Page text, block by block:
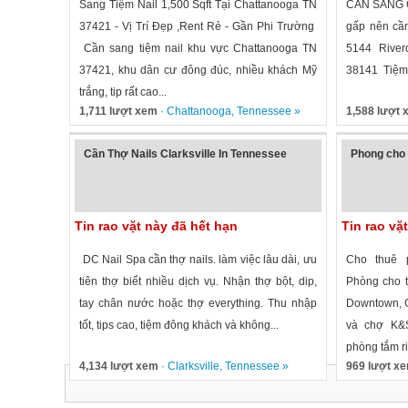
Sang Tiệm Nail 1,500 Sqft Tại Chattanooga TN
37421 - Vị Trí Đẹp ,Rent Rẻ - Gần Phi Trường
Cần sang tiệm nail khu vực Chattanooga TN
37421, khu dân cư đông đúc, nhiều khách Mỹ
trắng, tip rất cao...
1,711 lượt xem ·Chattanooga,Tennessee »
CẦN SANG
gấp nên
5144
38141
1,588 lượt
Cần Thợ Nails Clarksville In Tennessee
Tin rao vặt này đã hết hạn
DC Nail Spa cần thợ nails. làm việc lâu dài, ưu
tiên thợ biết nhiều dịch vụ. Nhận thợ bột, dip,
tay chân nước hoặc thợ everything. Thu nhập
tốt, tips cao, tiệm đông khách và không...
4,134 lượt xem ·Clarksville,Tennessee »
Phong
Tin rao
Cho thuê
Phòng cho
Downtown,
và chợ
phòng tắm
969 lượt